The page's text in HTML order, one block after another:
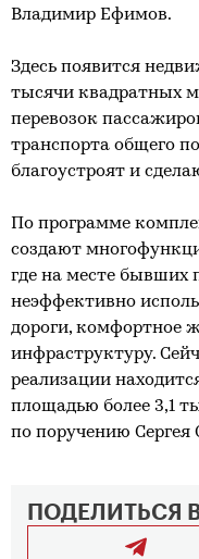
Владимир Ефимов.
Здесь появится
тысячи квадратных
перевозок
транспорта общего
благоустроят и
По программе
создают
где на месте
неэффективно
дороги, комфортное
инфраструктуру.
реализации
площадью более 3,1
по поручению Сергея
ПОДЕЛИТЬСЯ